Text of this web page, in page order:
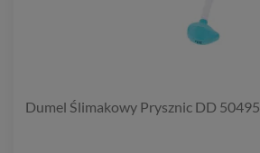
Dumel Ślimakowy Prysznic DD 50495